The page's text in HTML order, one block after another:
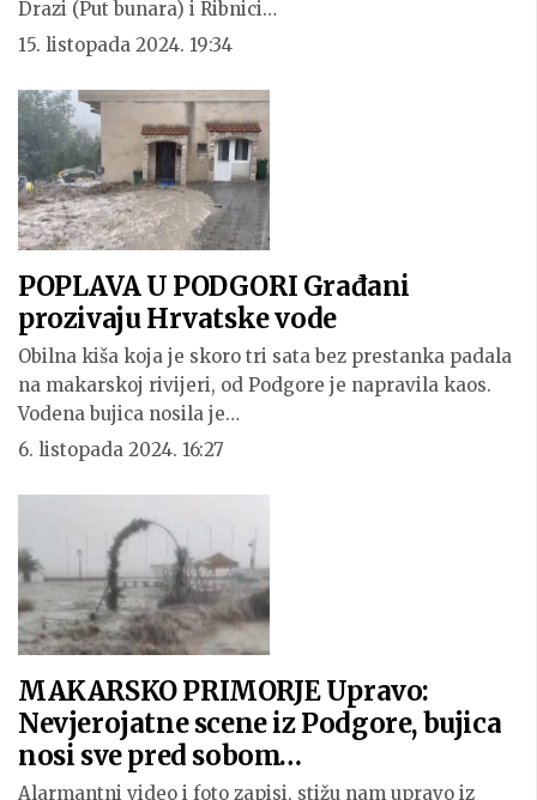
Drazi (Put bunara) i Ribnici…
15. listopada 2024. 19:34
POPLAVA U PODGORI Građani
prozivaju Hrvatske vode
Obilna kiša koja je skoro tri sata bez prestanka padala
na makarskoj rivijeri, od Podgore je napravila kaos.
Vodena bujica nosila je…
6. listopada 2024. 16:27
MAKARSKO PRIMORJE Upravo:
Nevjerojatne scene iz Podgore, bujica
nosi sve pred sobom…
Alarmantni video i foto zapisi, stižu nam upravo iz